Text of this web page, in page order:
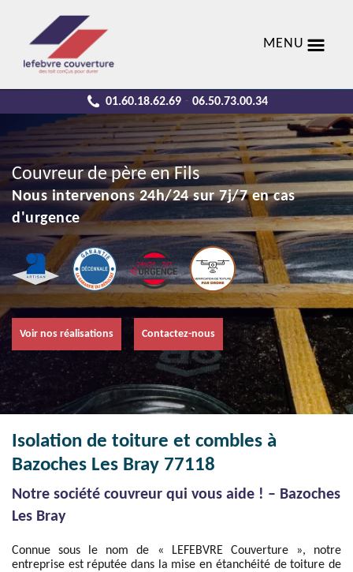
MENU
01.60.18.62.69 - 06.50.73.00.34
Couvreur de père en Fils
Nous intervenons 24h/24 sur 7j/7 en cas
d'urgence
Voir nos réalisations Contactez-nous
Isolation de toiture et combles à
Bazoches Les Bray 77118
Notre société couvreur qui vous aide ! – Bazoches
Les Bray
Connue sous le nom de « LEFEBVRE Couverture », notre
entreprise est réputée dans la mise en étanchéité de toiture de